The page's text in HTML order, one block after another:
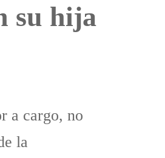
su hija
a cargo, no
la